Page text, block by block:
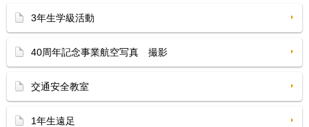
3年生学級活動
40周年記念事業航空写真 撮影
交通安全教室
1年生遠足